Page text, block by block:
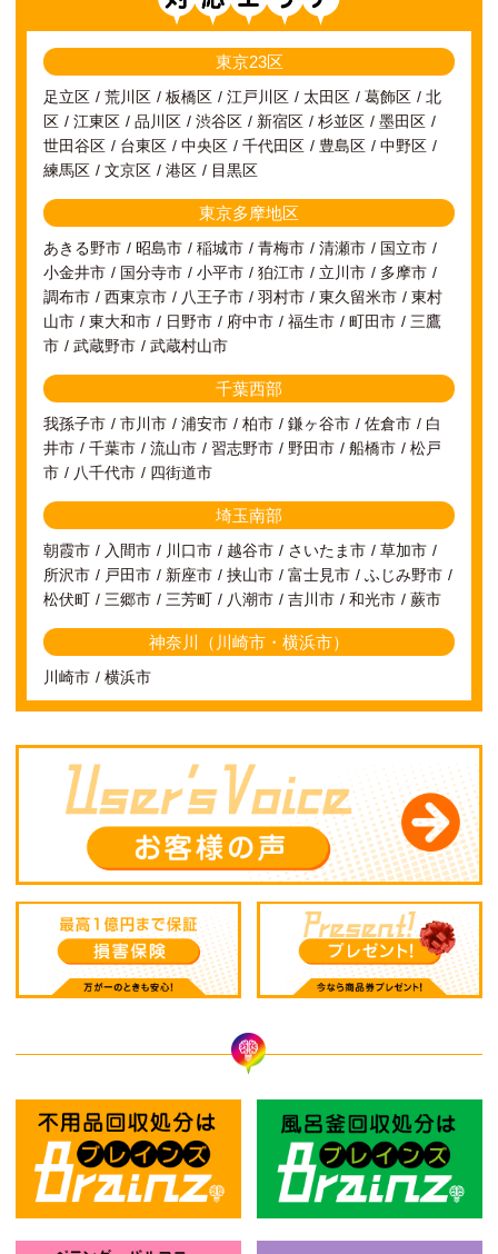
東京23区
足立区 荒川区 板橋区 江戸川区 太田区 葛飾区
北
区
江東区 品川区 渋谷区 新宿区 杉並区
墨田区
世田谷区
台東区 中央区 千代田区 豊島区
中野区
練馬区
文京区 港区 目黒区
東京多摩地区
あきる野市 昭島市 稲城市 青梅市 清瀬市
国立市
小金井市
国分寺市 小平市 狛江市 立川市
多摩市
調布市
西東京市 八王子市 羽村市 東久留米市
東村
山市
東大和市 日野市 府中市 福生市 町田市
三鷹
市
武蔵野市 武蔵村山市
千葉西部
我孫子市 市川市 浦安市 柏市 鎌ヶ谷市 佐倉市
白
井市
千葉市 流山市 習志野市 野田市 船橋市
松戸
市
八千代市 四街道市
埼玉南部
朝霞市 入間市 川口市 越谷市 さいたま市
草加市
所沢市
戸田市 新座市 挟山市 富士見市
ふじみ野市
松伏町
三郷市 三芳町 八潮市 吉川市 和光市 蕨市
神奈川（川崎市・横浜市）
川崎市 横浜市